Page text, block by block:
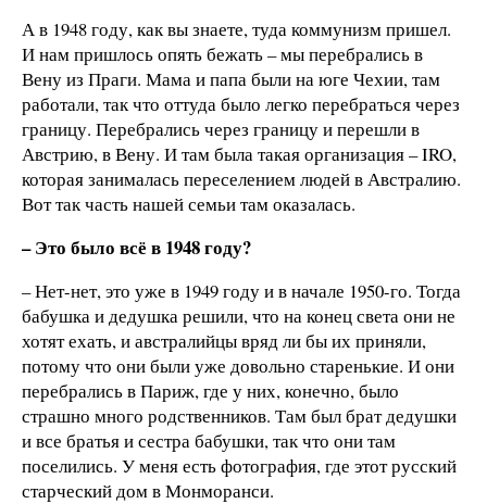
А в 1948 году, как вы знаете, туда коммунизм пришел.
И нам пришлось опять бежать – мы перебрались в
Вену из Праги. Мама и папа были на юге Чехии, там
работали, так что оттуда было легко перебраться через
границу. Перебрались через границу и перешли в
Австрию, в Вену. И там была такая организация – IRO,
которая занималась переселением людей в Австралию.
Вот так часть нашей семьи там оказалась.
– Это было всё в 1948 году?
– Нет-нет, это уже в 1949 году и в начале 1950-го. Тогда
бабушка и дедушка решили, что на конец света они не
хотят ехать, и австралийцы вряд ли бы их приняли,
потому что они были уже довольно старенькие. И они
перебрались в Париж, где у них, конечно, было
страшно много родственников. Там был брат дедушки
и все братья и сестра бабушки, так что они там
поселились. У меня есть фотография, где этот русский
старческий дом в Монморанси.